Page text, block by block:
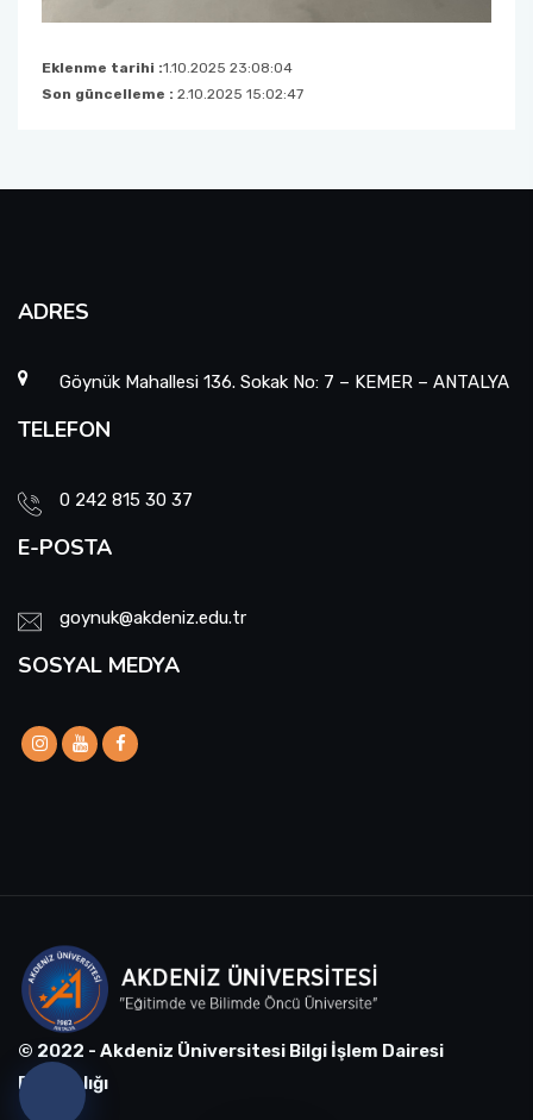
Eklenme tarihi :1.10.2025 23:08:04
Son güncelleme : 2.10.2025 15:02:47
ADRES
Göynük Mahallesi 136. Sokak No: 7 – KEMER – ANTALYA
TELEFON
0 242 815 30 37
E-POSTA
goynuk@akdeniz.edu.tr
SOSYAL MEDYA
© 2022 - Akdeniz Üniversitesi Bilgi İşlem Dairesi
Başkanlığı